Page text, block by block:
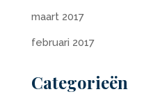
maart 2017
februari 2017
Categorieën